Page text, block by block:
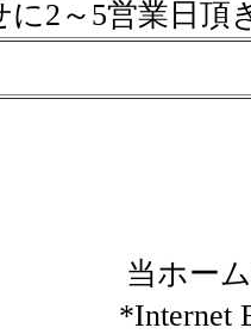
に2～5営業日頂
当ホー
*Internet